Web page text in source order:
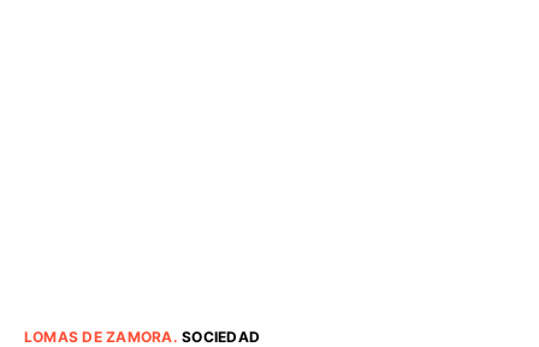
LOMAS DE ZAMORA.SOCIEDAD